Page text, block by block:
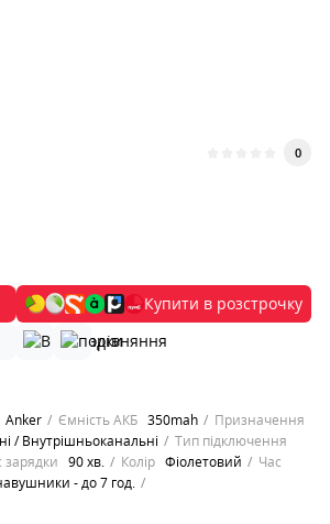
0
Купити в розстрочку
Anker Ємність АКБ 350mah
Призначення
/ Внутрішньоканальні
Тип підключення
зарядки 90 хв. Колір Фіолетовий
Час
- до 7 год.